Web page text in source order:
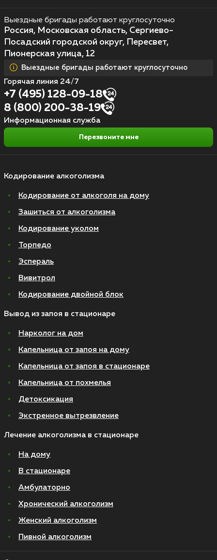
Кодирование алкоголизма
Кодирование от алкоголя на дому
Зашиться от алкоголизма
Кодирование уколом
Торпедо
Эспераль
Вивитрол
Кодирование двойной блок
Вывод из запоя в стационаре
Нарколог на дом
Капельница от запоя на дому
Капельница от запоя в стационаре
Капельница от похмелья
Детоксикация
Экстренное вытрезвление
Лечение алкоголизма в стационаре
На дому
В стационаре
Амбулаторно
Хронический алкоголизм
Женский алкоголизм
Пивной алкоголизм
Выездные бригады работают круглосуточно
Россия, Московская область, Сергиево-
Посадский городской округ, Пересвет,
Пионерская улица, 12
Выездные бригады работают круглосуточно
Горячая линия 24/7
+7 (495) 128-09-18
8 (800) 200-38-19
Информационная служба
Перезвоните мне